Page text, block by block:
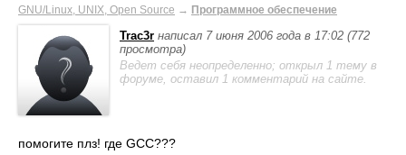
GNU/Linux, UNIX, Open Source → Программное обеспечение
Trac3r написал 7 июня 2006 года в 17:02 (772
просмотра)
Ведет себя неопределенно; открыл 1 тему в
форуме, оставил 1 комментарий на сайте.
помогите плз! где GCC???